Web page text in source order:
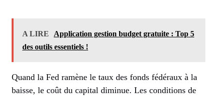
A LIRE
Application gestion budget gratuite : Top 5
des outils essentiels !
Quand la Fed ramène le taux des fonds fédéraux à la
baisse, le coût du capital diminue. Les conditions de